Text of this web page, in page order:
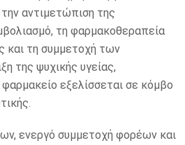
αντιμετώπιση της
τη φαρμακοθεραπεία
και τη συμμετοχή των
της ψυχικής υγείας,
εξελίσσεται σε κόμβο
ενεργό συμμετοχή φορέων και